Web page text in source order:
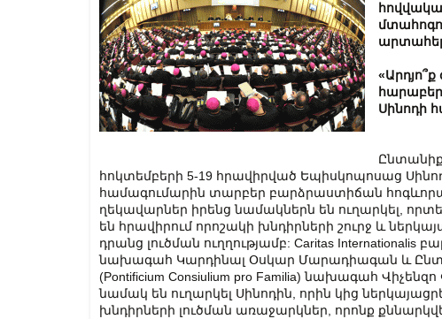
Սինոդի
հոկտեմբերի 5-19 հրավիրված Եպիսկոպոսաց
համագումարին տարբեր բարձրաստիճան
ղեկավարներ իրենց նամակներն են ուղարկել,
են հրավիրում որոշակի խնդիրների շուրջ և
դրանց լուծման ուղղությամբ: Caritas
նախագահ Կարդինալ Օսկար Մարադիագան և
(Pontificium Consiulium pro Familia) նախագահ
նամակ են ուղարկել Սինոդին, որին կից
խնդիրների լուծման առաջարկներ, որոնք